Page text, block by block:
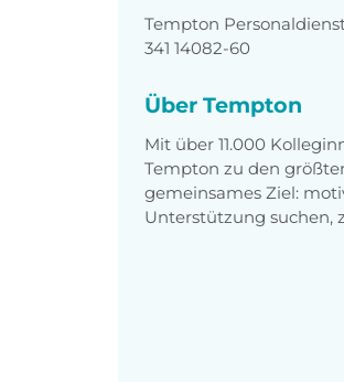
Tempton
341 14082-60
Über Tempton
Mit über 11.000
Tempton zu den
gemeinsames Ziel:
Unterstützung suchen,